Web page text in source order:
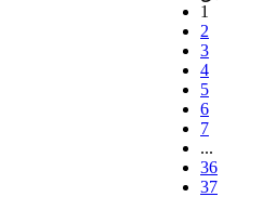
1
2
3
4
5
6
7
...
36
37